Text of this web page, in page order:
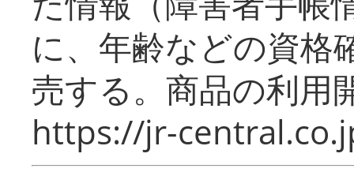
に、年齢などの資格
売する。商品の利用
https://jr-